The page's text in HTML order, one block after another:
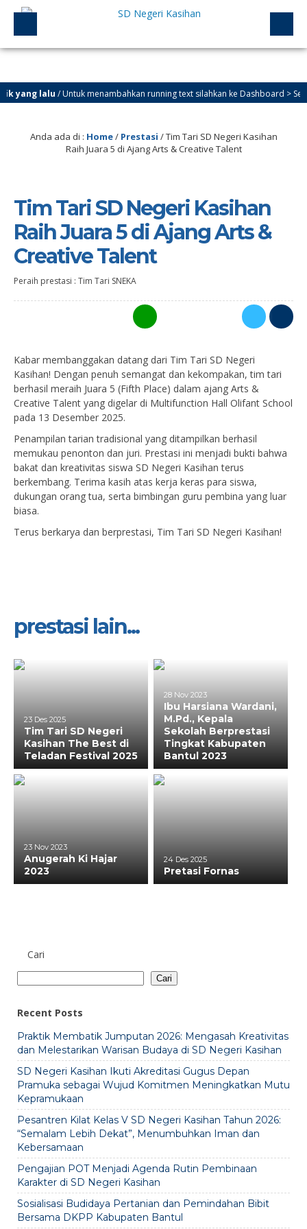
lalu / Untuk menambahkan running text silahkan ke Dashboard > Sekilas
Anda ada di : Home/ Prestasi /Tim Tari SD Negeri Kasihan
Raih Juara 5 di Ajang Arts & Creative Talent
Tim Tari SD Negeri Kasihan
Raih Juara 5 di Ajang Arts &
Creative Talent
Peraih prestasi : Tim Tari SNEKA
Kabar membanggakan datang dari Tim Tari SD Negeri
Kasihan! Dengan penuh semangat dan kekompakan, tim tari
berhasil meraih Juara 5 (Fifth Place) dalam ajang Arts &
Creative Talent yang digelar di Multifunction Hall Olifant School
pada 13 Desember 2025.
Penampilan tarian tradisional yang ditampilkan berhasil
memukau penonton dan juri. Prestasi ini menjadi bukti bahwa
bakat dan kreativitas siswa SD Negeri Kasihan terus
berkembang. Terima kasih atas kerja keras para siswa,
dukungan orang tua, serta bimbingan guru pembina yang luar
biasa.
Terus berkarya dan berprestasi, Tim Tari SD Negeri Kasihan!
prestasi lain...
23 Des 2025
Tim Tari SD Negeri
Kasihan The Best di
Teladan Festival 2025
28 Nov 2023
Ibu Harsiana Wardani,
M.Pd., Kepala
Sekolah Berprestasi
Tingkat Kabupaten
Bantul 2023
23 Nov 2023
Anugerah Ki Hajar
2023
24 Des 2025
Pretasi Fornas
Cari
Cari
Recent Posts
Praktik Membatik Jumputan 2026: Mengasah Kreativitas
dan Melestarikan Warisan Budaya di SD Negeri Kasihan
SD Negeri Kasihan Ikuti Akreditasi Gugus Depan
Pramuka sebagai Wujud Komitmen Meningkatkan Mutu
Kepramukaan
Pesantren Kilat Kelas V SD Negeri Kasihan Tahun 2026:
“Semalam Lebih Dekat”, Menumbuhkan Iman dan
Kebersamaan
Pengajian POT Menjadi Agenda Rutin Pembinaan
Karakter di SD Negeri Kasihan
Sosialisasi Budidaya Pertanian dan Pemindahan Bibit
Bersama DKPP Kabupaten Bantul